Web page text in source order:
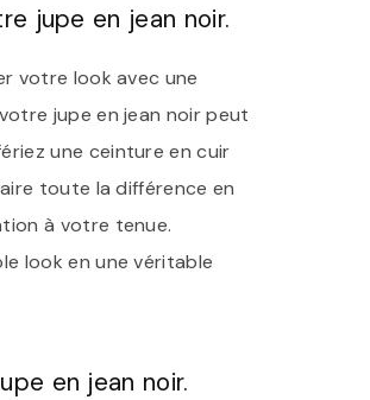
jupe en jean noir.
votre look avec une
jupe en jean noir peut
une ceinture en cuir
toute la différence en
à votre tenue.
look en une véritable
en jean noir.